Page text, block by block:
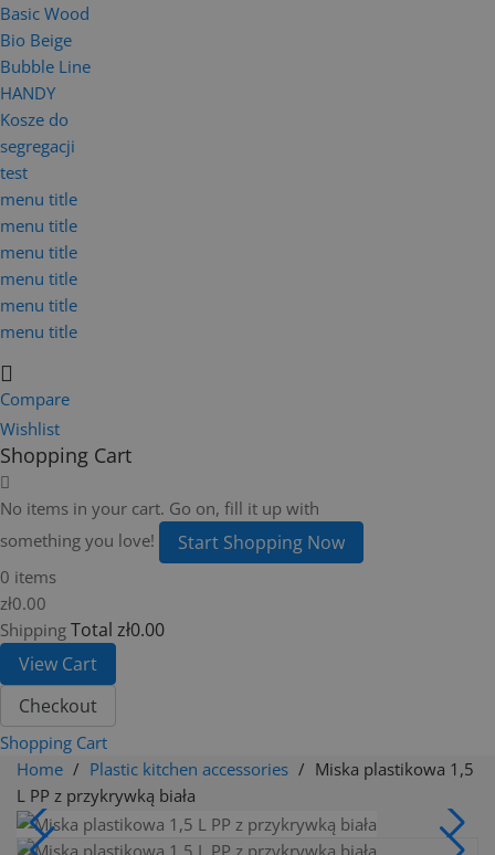
Basic Wood
Bio Beige
Bubble Line
HANDY
Kosze do
segregacji
test
menu title
menu title
menu title
menu title
menu title
menu title
Compare
Wishlist
Shopping Cart
No items in your cart. Go on, fill it up with
something you love!
Start Shopping Now
0 items
zł0.00
Shipping Total zł0.00
View Cart
Checkout
Shopping Cart
Home
Plastic kitchen accessories
Miska plastikowa 1,5
L PP z przykrywką biała